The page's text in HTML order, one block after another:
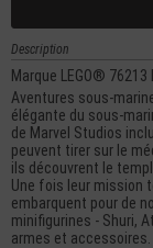
Description
Marque LEGO®
Aventures sous-
élégante du sous-
de Marvel Studios
peuvent tirer sur le
ils découvrent le
Une fois leur mission
embarquent pour de
minifigurines - Shuri,
armes et accessoires.